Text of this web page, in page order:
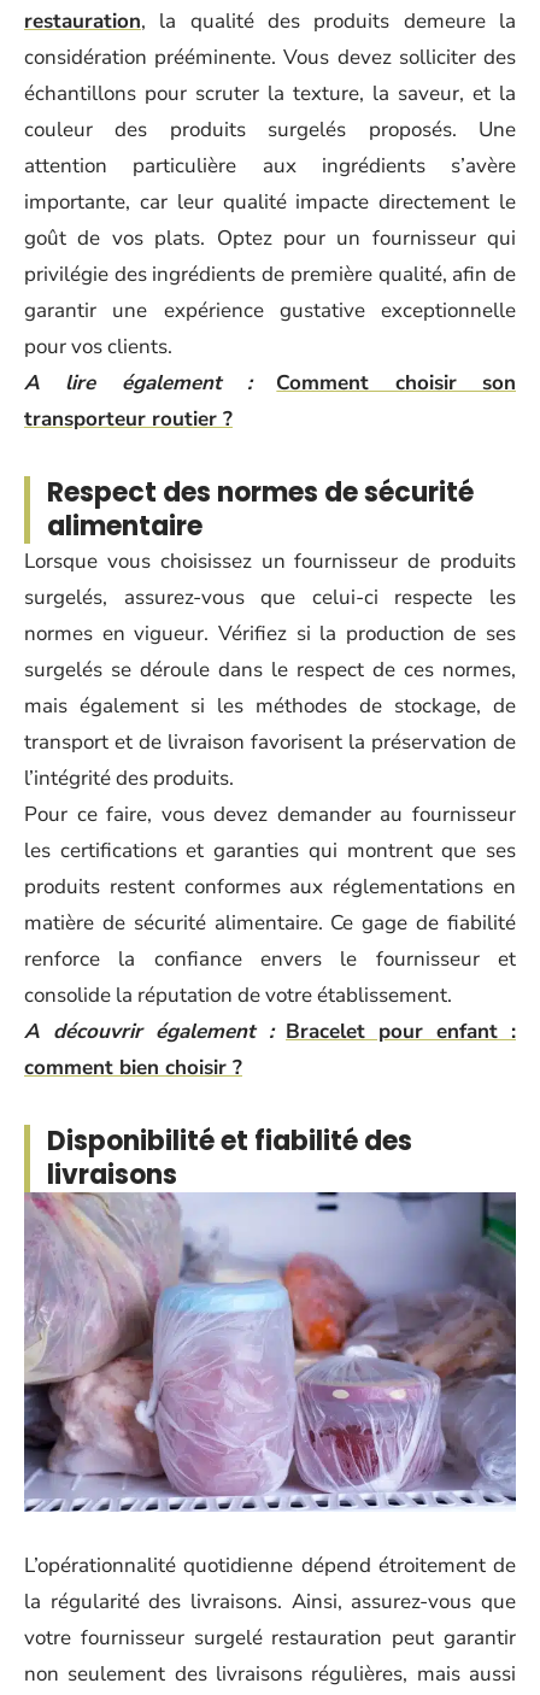
restauration, la qualité des produits demeure la
considération prééminente. Vous devez solliciter des
échantillons pour scruter la texture, la saveur, et la
couleur des produits surgelés proposés. Une
attention particulière aux ingrédients s’avère
importante, car leur qualité impacte directement le
goût de vos plats. Optez pour un fournisseur qui
privilégie des ingrédients de première qualité, afin de
garantir une expérience gustative exceptionnelle
pour vos clients.
A lire également :
Comment choisir son
transporteur routier ?
Respect des normes de sécurité
alimentaire
Lorsque vous choisissez un fournisseur de produits
surgelés, assurez-vous que celui-ci respecte les
normes en vigueur. Vérifiez si la production de ses
surgelés se déroule dans le respect de ces normes,
mais également si les méthodes de stockage, de
transport et de livraison favorisent la préservation de
l’intégrité des produits.
Pour ce faire, vous devez demander au fournisseur
les certifications et garanties qui montrent que ses
produits restent conformes aux réglementations en
matière de sécurité alimentaire. Ce gage de fiabilité
renforce la confiance envers le fournisseur et
consolide la réputation de votre établissement.
A découvrir également : Bracelet pour enfant :
comment bien choisir ?
Disponibilité et fiabilité des
livraisons
L’opérationnalité quotidienne dépend étroitement de
la régularité des livraisons. Ainsi, assurez-vous que
votre fournisseur surgelé restauration peut garantir
non seulement des livraisons régulières, mais aussi